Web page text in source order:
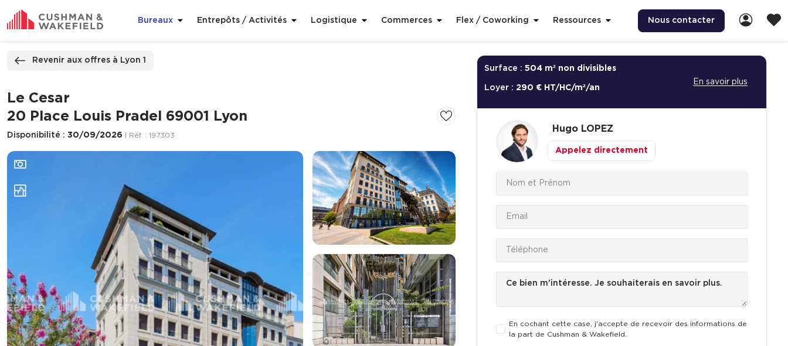
Bureaux Entrepôts / Activités Logistique Commerces Flex / Coworking Ressources Nous contacter
Revenir aux offres à Lyon 1
Le Cesar
20 Place Louis Pradel 69001 Lyon
Disponibilité : 30/09/2026 | Réf. : 197303
Surface : 504 m² non divisibles
Loyer : 290 € HT/HC/m²/an
En savoir plus
Hugo LOPEZ
Appelez directement
En cochant cette case, j'accepte de recevoir des informations de
la part de Cushman & Wakefield.